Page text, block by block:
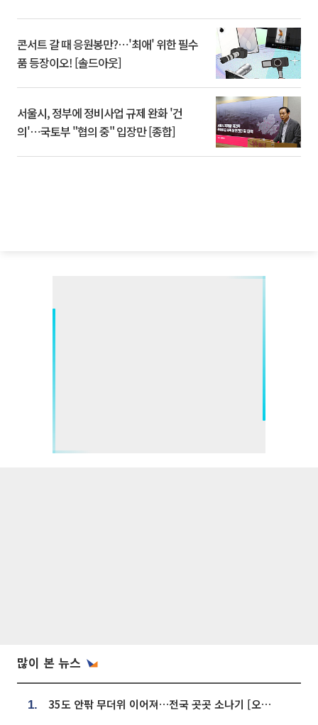
콘서트 갈 때 응원봉만?⋯'최애' 위한 필수
품 등장이오! [솔드아웃]
서울시, 정부에 정비사업 규제 완화 '건
의'⋯국토부 "협의 중" 입장만 [종합]
많이 본 뉴스
1. 35도 안팎 무더위 이어져…전국 곳곳 소나기 [오늘 날씨]